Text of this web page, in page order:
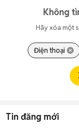
Không
Hãy xóa một
Điện thoại
Tin đăng mới